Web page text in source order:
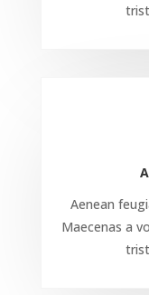
Aenean
Maecenas a